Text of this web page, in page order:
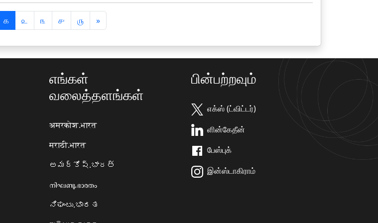
௧ ௨ ௩ ௪ ௫ »अ
ग
ला
எங்கள்
வலைத்தளங்கள்
अमरकोश.भारत
मराठी.भारत
అమర్కోష్.భారత్
നിഘണ്ടു.ഭാരതം
ನಿಘಂಟು.ಭಾರತ
பின்பற்றவும்
எக்ஸ் (ட்விட்டர்)
ளின்கேதீன்
பேஸ்புக்
இன்ஸ்டாகிராம்